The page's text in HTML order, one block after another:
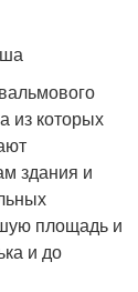
из которых
здания и
площадь и
и до